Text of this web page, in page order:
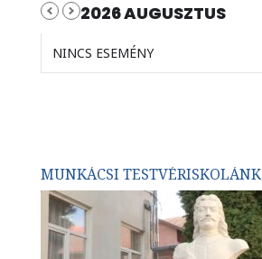
2026 AUGUSZTUS
NINCS ESEMÉNY
MUNKÁCSI TESTVÉRISKOLÁNK